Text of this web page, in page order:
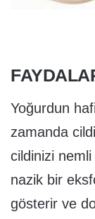
Yoğurdun
zamanda
cildinizi
nazik bir
gösterir ve